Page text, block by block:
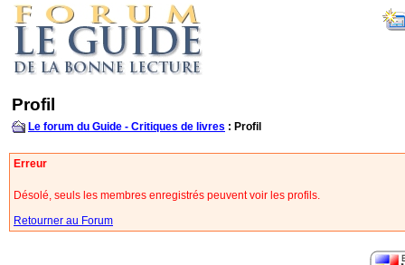
Profil
Le forum du Guide - Critiques de livres : Profil
Erreur
Désolé, seuls les membres enregistrés peuvent voir les profils.
Retourner au Forum